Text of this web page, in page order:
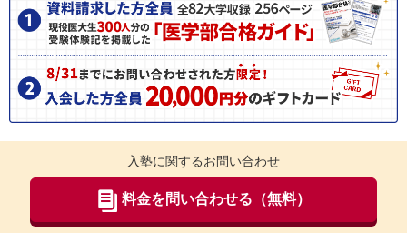
入塾に関するお問い合わせ
料金を問い合わせる（無料）